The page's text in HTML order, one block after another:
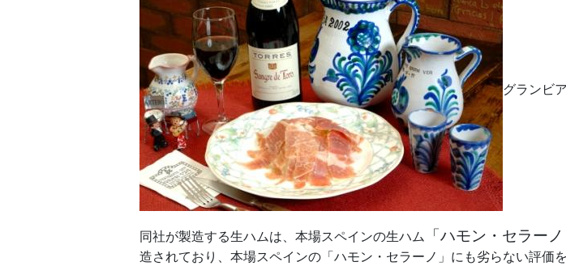
グランビ
同社が製造する生ハムは、本場スペインの生ハム 「ハモン・セラー
造されており、本場スペインの「ハモン・セラーノ」にも劣らない評価